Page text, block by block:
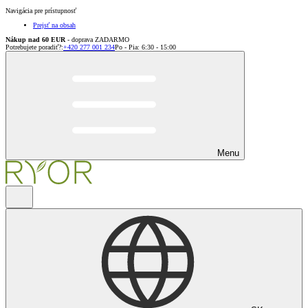
Navigácia pre prístupnosť
Prejsť na obsah
Nákup nad 60 EUR - doprava ZADARMO
Potrebujete poradiť?:+420 277 001 234Po - Pia: 6:30 - 15:00
Menu